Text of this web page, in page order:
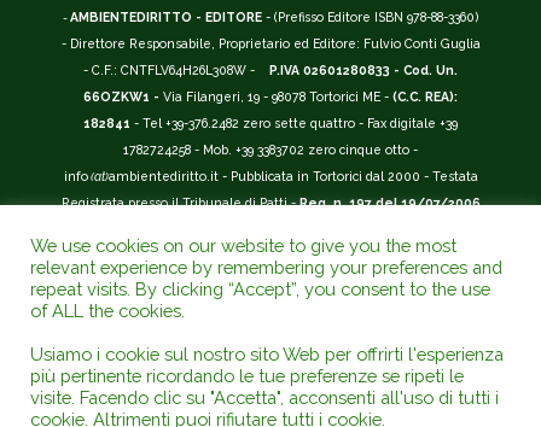
-AMBIENTEDIRITTO - EDITORE - (Prefisso Editore ISBN 978-88-3360)
- Direttore Responsabile, Proprietario ed Editore: Fulvio Conti Guglia
- C.F.: CNTFLV64H26L308W -
P.IVA 02601280833 - Cod. Un.
66OZKW1 - Via Filangeri, 19 - 98078 Tortorici ME - (C.C. REA):
182841 - Tel +39-376.2482 zero sette quattro - Fax digitale +39
1782724258 - Mob. +39 3383702 zero cinque otto -
info(at)ambientediritto.it - Pubblicata in Tortorici dal 2000 - Testata
Registrata presso il Tribunale di Patti -Reg. n. 197 del 19/07/2006
__________
La Rivista Giuridica AMBIENTEDIRITTO.IT ISSN 1974-9562
riconosciuta ed inserita nell'Area 12 - (
Universitario e della Ricerca (D.P.R. n.76/2010). Valutazione della Qualità della
Ricerca (
); Autovalutazione, Valutazione periodica, Accreditamento ( AVA
);
Abilitazione Scientifica Nazionale (ASN ). Repertorio del Foro Italiano Abbr.
We use cookies on our website to give you the most
relevant experience by remembering your preferences and
repeat visits. By clicking “Accept”, you consent to the use
of ALL the cookies.
Usiamo i cookie sul nostro sito Web per offrirti l'esperienza
più pertinente ricordando le tue preferenze se ripeti le
visite. Facendo clic su "Accetta", acconsenti all'uso di tutti i
cookie. Altrimenti puoi rifiutare tutti i cookie.